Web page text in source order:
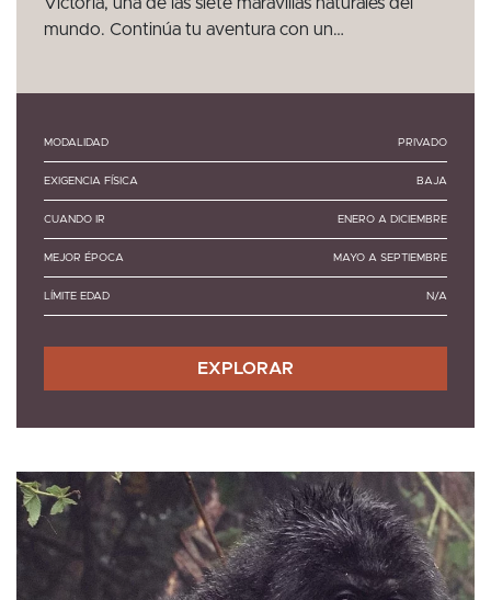
mundo. Continúa tu aventura con un…
MODALIDAD PRIVADO
EXIGENCIA FÍSICA BAJA
CUANDO IR ENERO A DICIEMBRE
MEJOR ÉPOCA MAYO A SEPTIEMBRE
LÍMITE EDAD N/A
EXPLORAR